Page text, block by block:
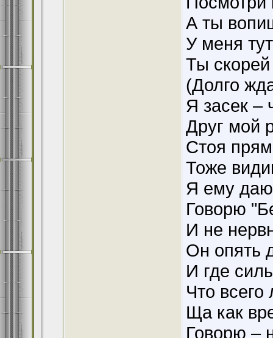
А ты
У меня
Ты скорей
(Долго
Я засек –
Друг мой
Стоя
Тоже
Я ему
Говорю
И не
Он опять
И где
Что
Ща как
Говорю –